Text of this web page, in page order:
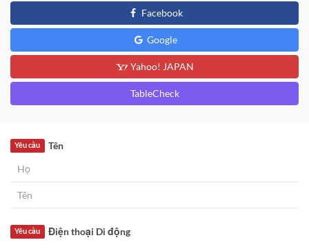
Facebook
Google
Yahoo! JAPAN
TableCheck
Tên
Yêu cầu
Điện thoại Di động
Yêu cầu